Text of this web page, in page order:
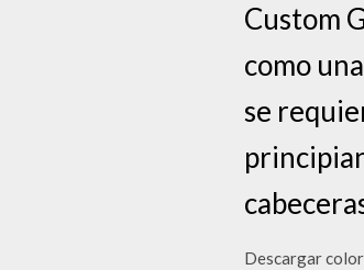
Custom
como
se
Descargar